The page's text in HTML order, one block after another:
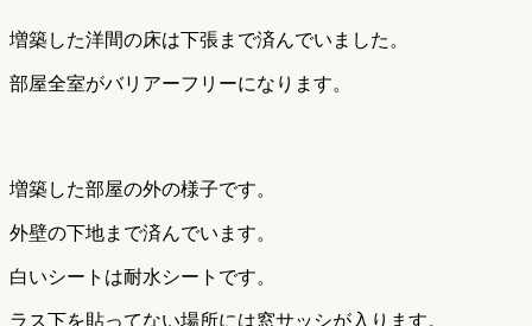
増築した洋間の床は下張まで済んでいました。
部屋全室がバリアーフリーになります。
増築した部屋の外の様子です。
外壁の下地まで済んでいます。
白いシートは耐水シートです。
ラス下を貼ってない場所には窓サッシが入ります。